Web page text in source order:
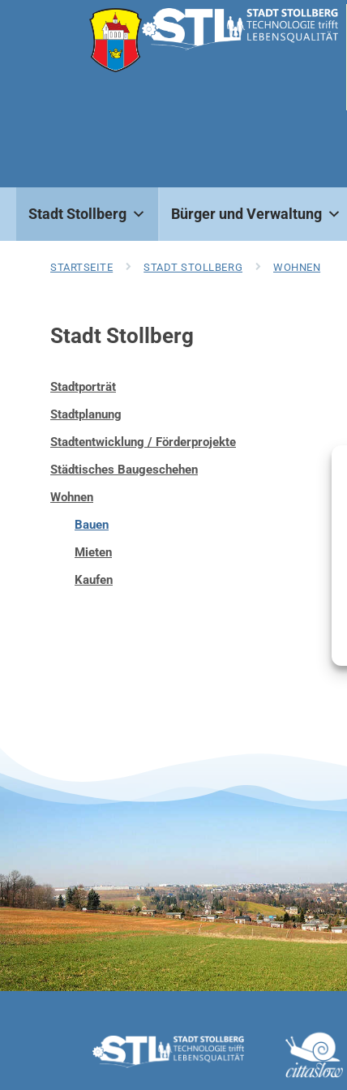
Stadt Stollberg Bürger und Verwaltung
STARTSEITE STADT STOLLBERG WOHNEN
Stadt Stollberg
Stadtporträt
Stadtplanung
Stadtentwicklung / Förderprojekte
Städtisches Baugeschehen
Wohnen
Bauen
Mieten
Kaufen